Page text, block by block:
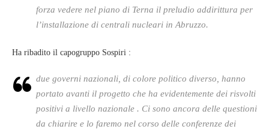
forza vedere nel piano di Terna il preludio addirittura per
l’installazione di centrali nucleari in Abruzzo.
Ha ribadito il capogruppo Sospiri :
due governi nazionali, di colore politico diverso, hanno
portato avanti il progetto che ha evidentemente dei risvolti
positivi a livello nazionale . Ci sono ancora delle questioni
da chiarire e lo faremo nel corso delle conferenze dei